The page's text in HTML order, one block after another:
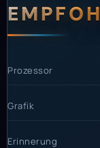
Prozessor
Grafik
Erinnerung